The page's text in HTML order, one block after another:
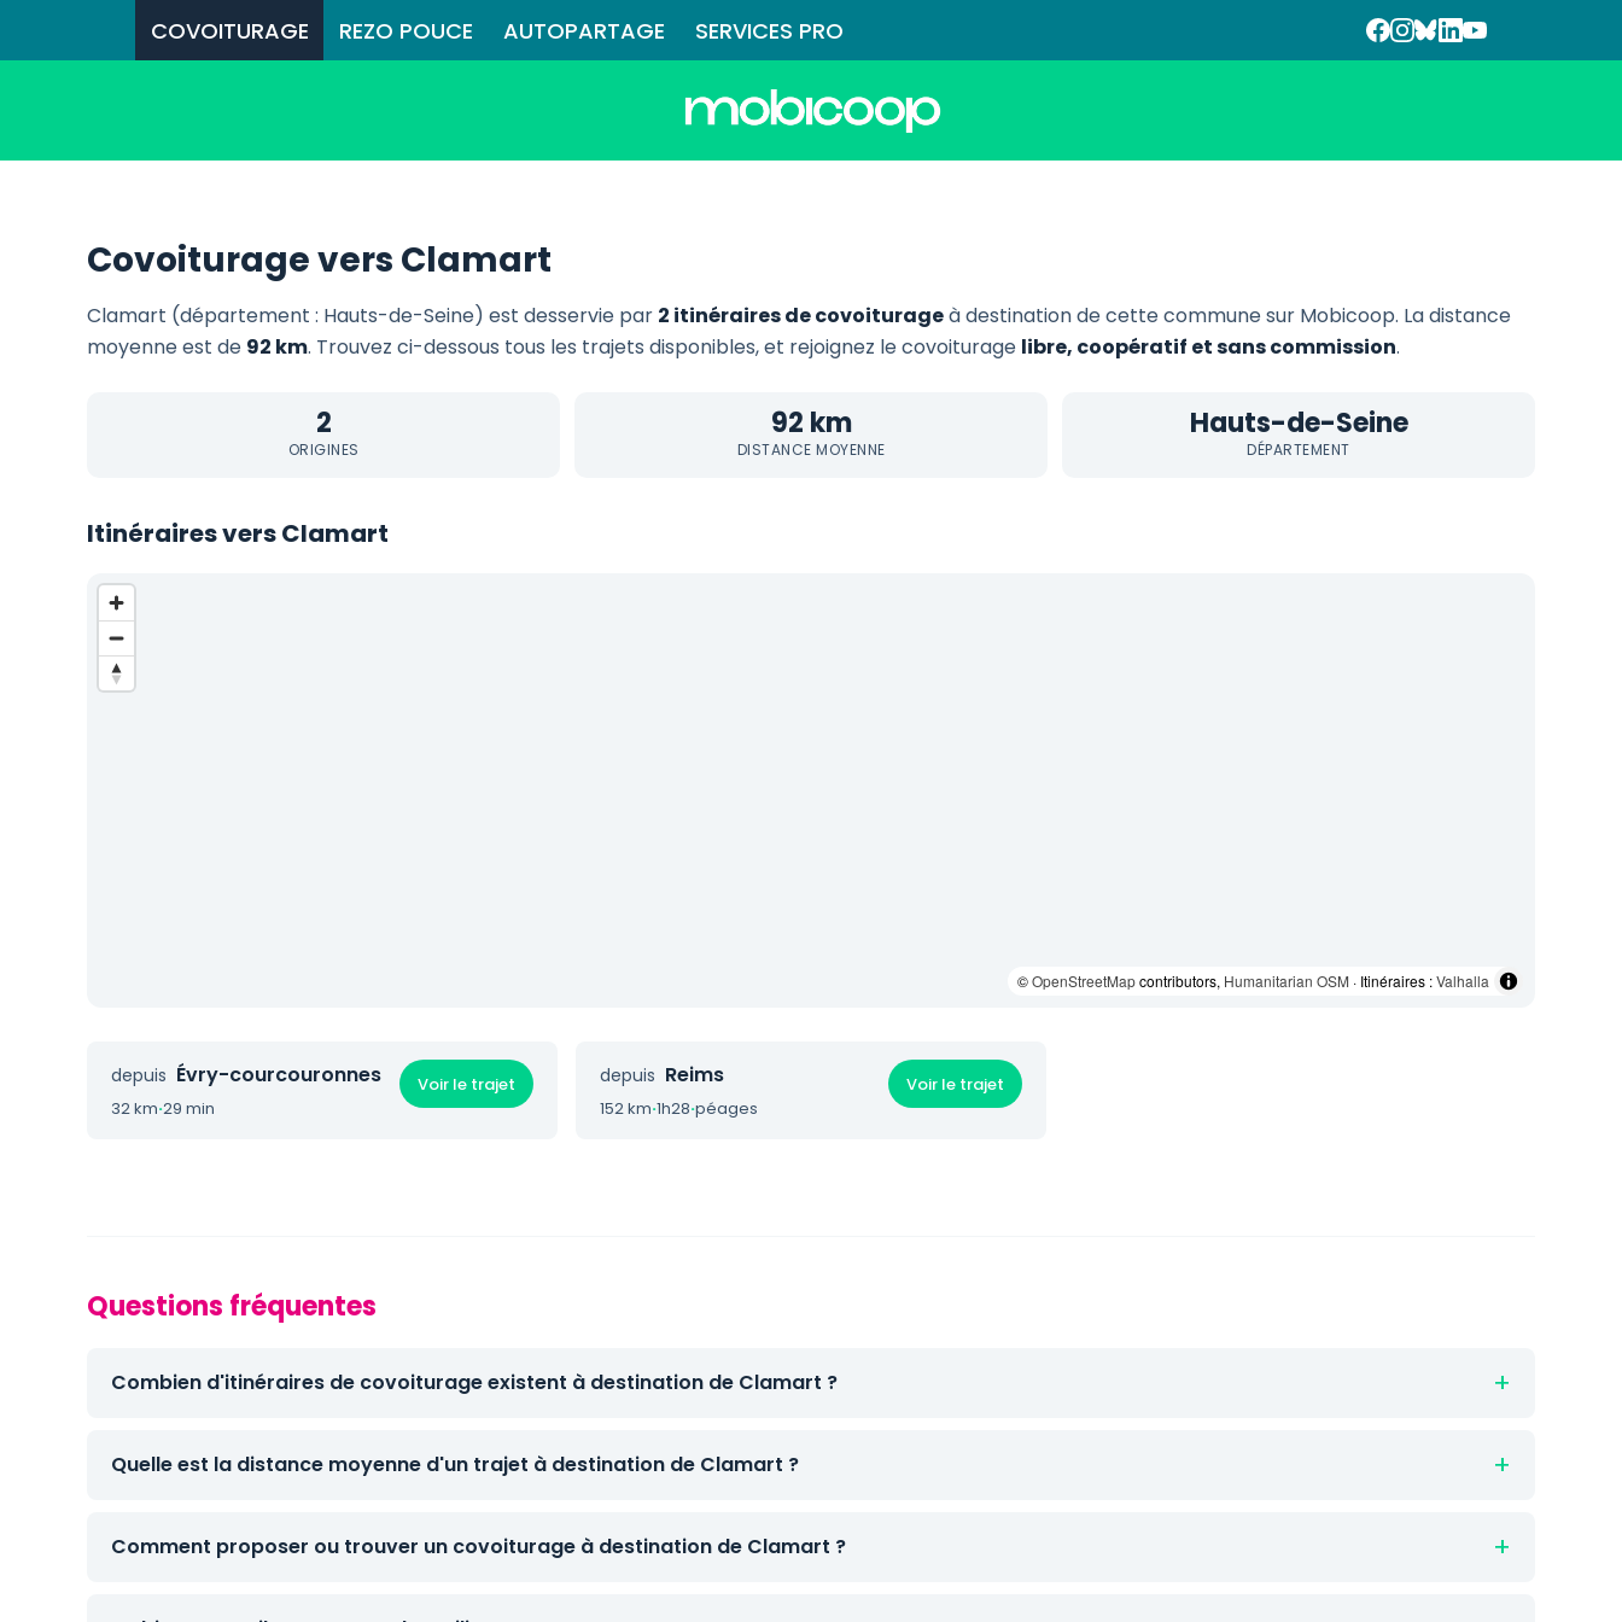
COVOITURAGE REZO POUCE AUTOPARTAGE SERVICES PRO
Covoiturage vers Clamart
Clamart (département : Hauts-de-Seine) est desservie par 2 itinéraires de covoiturageà destination de cette commune sur Mobicoop. La distance
moyenne est de 92 km. Trouvez ci-dessous tous les trajets disponibles, et rejoignez le covoiturage libre, coopératif et sans commission.
2
ORIGINES
92 km
DISTANCE MOYENNE
Hauts-de-Seine
DÉPARTEMENT
Itinéraires vers Clamart
©OpenStreetMapcontributors, Humanitarian OSM · Itinéraires :Valhalla
depuis Évry-courcouronnes
32 km·29 min
Voir le trajet depuis Reims
152 km·1h28·péages
Voir le trajet
Questions fréquentes
Combien d'itinéraires de covoiturage existent à destination de Clamart ?
Quelle est la distance moyenne d'un trajet à destination de Clamart ?
Comment proposer ou trouver un covoiturage à destination de Clamart ?